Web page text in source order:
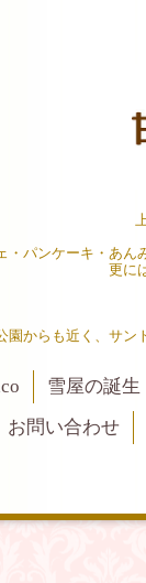
・パンケーキ・あん
更に
園からも近く、サ
雪屋の誕生
お問い合わせ